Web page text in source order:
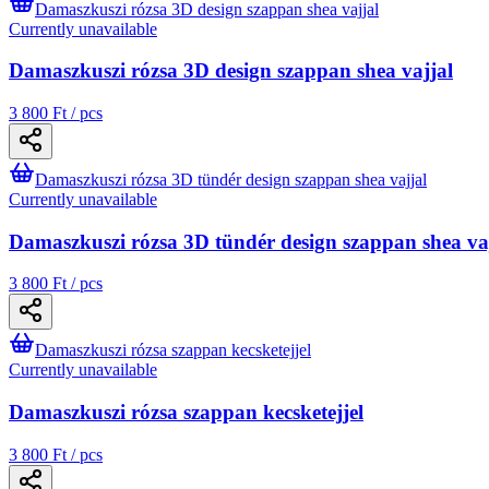
Damaszkuszi rózsa 3D design szappan shea vajjal
Currently unavailable
Damaszkuszi rózsa 3D design szappan shea vajjal
3 800 Ft / pcs
Damaszkuszi rózsa 3D tündér design szappan shea vajjal
Currently unavailable
Damaszkuszi rózsa 3D tündér design szappan shea
3 800 Ft / pcs
Damaszkuszi rózsa szappan kecsketejjel
Currently unavailable
Damaszkuszi rózsa szappan kecsketejjel
3 800 Ft / pcs